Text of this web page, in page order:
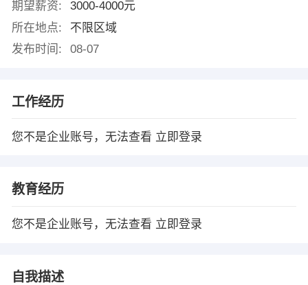
期望薪资:
3000-4000元
所在地点:
不限区域
发布时间:
08-07
工作经历
您不是企业账号，无法查看 立即登录
教育经历
您不是企业账号，无法查看 立即登录
自我描述